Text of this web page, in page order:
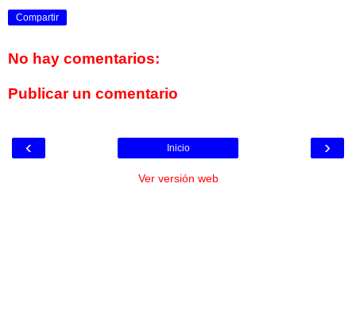
Compartir
No hay comentarios:
Publicar un comentario
‹ ›
Inicio
Ver versión web